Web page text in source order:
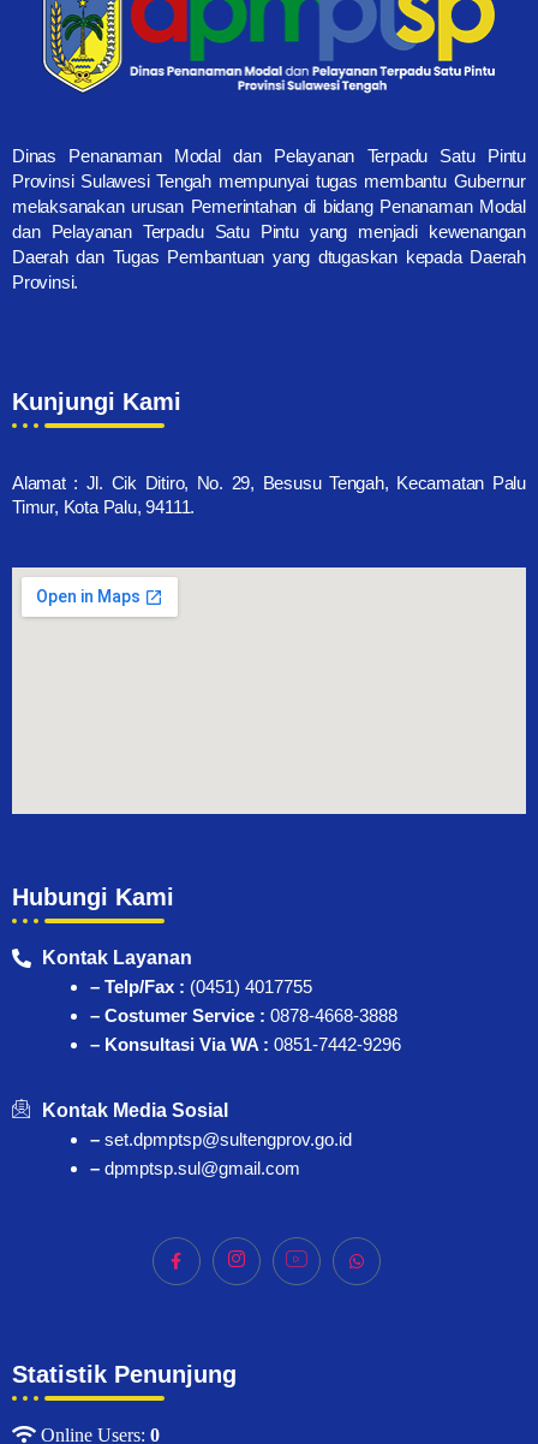
Dinas Penanaman Modal dan Pelayanan Terpadu Satu Pintu
Provinsi Sulawesi Tengah mempunyai tugas membantu Gubernur
melaksanakan urusan Pemerintahan di bidang Penanaman Modal
dan Pelayanan Terpadu Satu Pintu yang menjadi kewenangan
Daerah dan Tugas Pembantuan yang dtugaskan kepada Daerah
Provinsi.
Kunjungi Kami
Alamat : Jl. Cik Ditiro, No. 29, Besusu Tengah, Kecamatan Palu
Timur, Kota Palu, 94111.
Hubungi Kami
Kontak Layanan
– Telp/Fax : (0451) 4017755
– Costumer Service : 0878-4668-3888
– Konsultasi Via WA : 0851-7442-9296
Kontak Media Sosial
– set.dpmptsp@sultengprov.go.id
– dpmptsp.sul@gmail.com
Statistik Penunjung
Online Users: 0